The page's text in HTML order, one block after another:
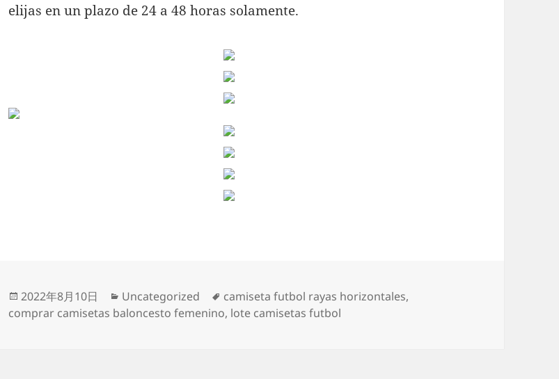
elijas en un plazo de 24 a 48 horas solamente.
Publicado
el
2022年8月10日 Categorías
Uncategorized Etiquetas
camiseta futbol rayas horizontales,
comprar camisetas baloncesto femenino, lote camisetas futbol